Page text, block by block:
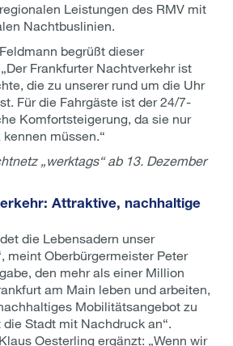
Leistungen des RMV mit
Nachtbuslinien.
begrüßt dieser
Frankfurter Nachtverkehr ist
die zu unserer rund um die Uhr
Für die Fahrgäste ist der 24/7-
Komfortsteigerung, da sie nur
müssen.“
„werktags“ ab 13. Dezember
Attraktive, nachhaltige
die Lebensadern unser
meint Oberbürgermeister Peter
den mehr als einer Million
am Main leben und arbeiten,
Mobilitätsangebot zu
Stadt mit Nachdruck an“.
Oesterling ergänzt: „Wenn wir